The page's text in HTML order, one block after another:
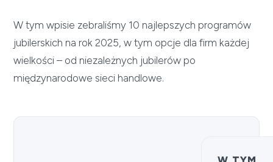
W tym wpisie zebraliśmy 10 najlepszych programów
jubilerskich na rok 2025, w tym opcje dla firm każdej
wielkości – od niezależnych jubilerów po
międzynarodowe sieci handlowe.